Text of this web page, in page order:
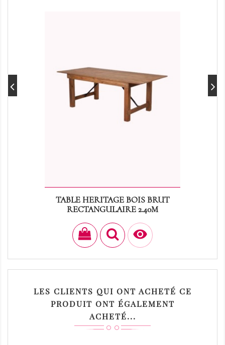
TABLE HERITAGE BOIS BRUT
RECTANGULAIRE 2.40M
Prix
45,00 €

LES CLIENTS QUI ONT ACHETÉ CE
PRODUIT ONT ÉGALEMENT
ACHETÉ...